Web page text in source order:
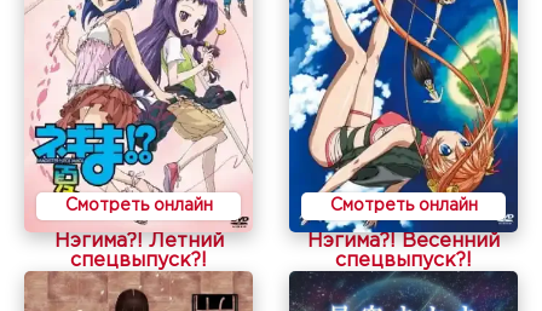
Смотреть онлайн
Нэгима?! Летний
спецвыпуск?!
Смотреть онлайн
Нэгима?! Весенний
спецвыпуск?!